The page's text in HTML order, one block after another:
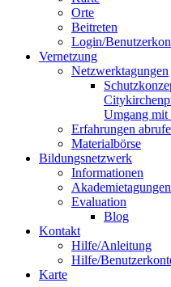
Orte
Beitreten
Login/
Vernetzung
Netzwerktagungen
Umgang mit
Erfahrungen
Materialbörse
Bildungsnetzwerk
Informationen
Akademietagungen
Evaluation
Blog
Kontakt
Hilfe/Anleitung
Hilfe/
Karte